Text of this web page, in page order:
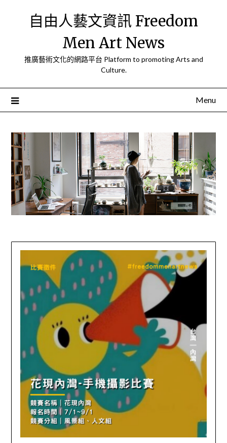
自由人藝文資訊 Freedom
Men Art News
推廣藝術文化的網路平台 Platform to promoting Arts and
Culture.
Menu